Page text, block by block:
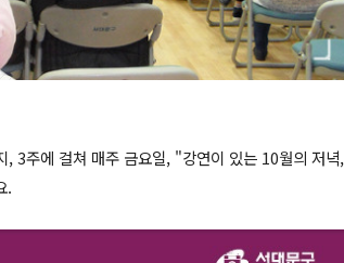
3주에 걸쳐 매주 금요일, "강연이 있는 10월의 저녁,
.